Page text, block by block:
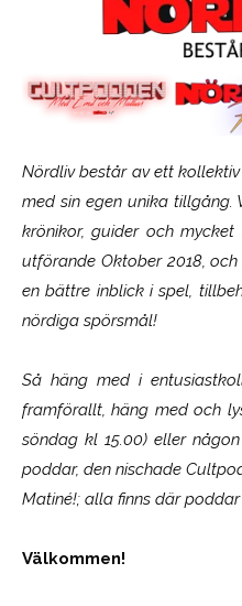
Nördliv består av ett
med sin egen unika tillgång.
krönikor, guider och
utförande Oktober 2018,
en bättre inblick i spel,
nördiga spörsmål!
Så häng med i
framförallt, häng med och
söndag kl 15.00) eller
poddar, den nischade
Matiné!; alla finns där poddar
Välkommen!